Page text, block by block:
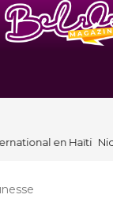
récompensé par